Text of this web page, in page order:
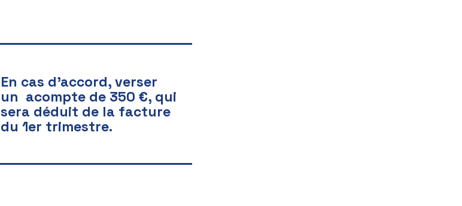
En cas d'accord, verser
un acompte de 350 €, qui
sera déduit de la facture
du 1er trimestre.